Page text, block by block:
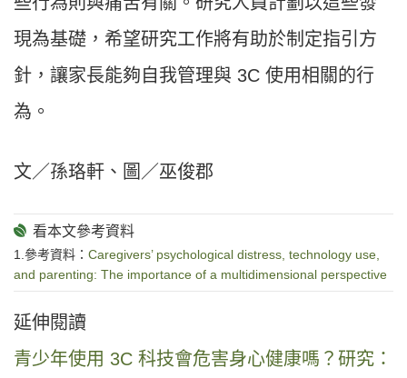
現為基礎，希望研究工作將有助於制定指引方
針，讓家長能夠自我管理與 3C 使用相關的行
為。
文／孫珞軒、圖／巫俊郡
1.參考資料： Caregivers’ psychological distress, technology use,
and parenting: The importance of a multidimensional perspective
延伸閱讀
青少年使用 3C 科技會危害身心健康嗎？研究：